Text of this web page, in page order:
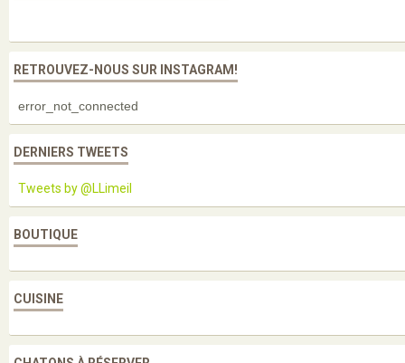
RETROUVEZ-NOUS SUR INSTAGRAM!
error_not_connected
DERNIERS TWEETS
Tweets by @LLimeil
BOUTIQUE
CUISINE